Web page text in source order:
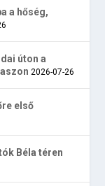
a hőség,
úton a
2026-07-26
első
Béla téren